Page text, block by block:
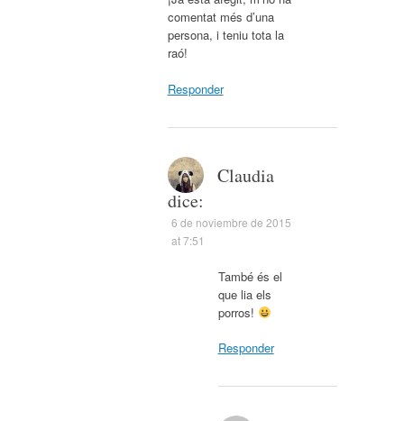
comentat més d’una
persona, i teniu tota la
raó!
Responder
Claudia
dice:
6 de noviembre de 2015
at 7:51
També és el
que lia els
porros!
Responder